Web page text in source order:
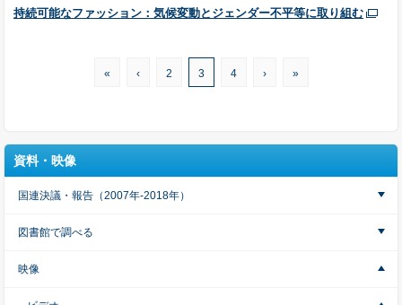
持続可能なファッション：気候変動とジェンダー不平等に取り組む
« ‹ 2 3 4 › »
資料・映像
国連決議・報告（2007年-2018年）
図書館で調べる
映像